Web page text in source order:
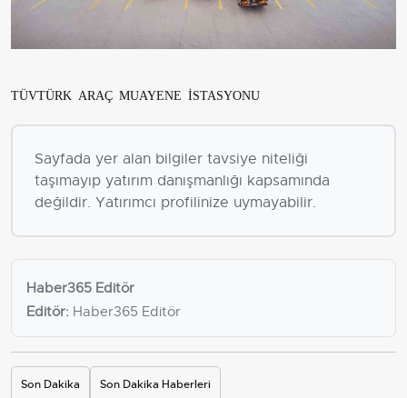
TÜVTÜRK ARAÇ MUAYENE İSTASYONU
Sayfada yer alan bilgiler tavsiye niteliği
taşımayıp yatırım danışmanlığı kapsamında
değildir. Yatırımcı profilinize uymayabilir.
Haber365 Editör
Editör: Haber365 Editör
Son Dakika Son Dakika Haberleri